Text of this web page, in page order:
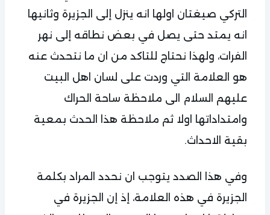
التركي صيغتان اولها انه ينزل إلى الجزيرة وثانيها
انه يمتد حتى يصل في بعض نطاقه إلى نهر
الفرات، ولهذا نحتاج للتاكد من ان ما نتحدث عنه
هو العلامة التي وردت على لسان اهل البيت
عليهم السلام الى ملاحظة ساحة الحراك
وامتداداتها اولا ثم ملاحظة هذا الحدث بمعية
بقية الاحداث.
وفي هذا الصدد يتوجب ان نحدد المراد بكلمة
الجزيرة في هذه العلامة، إذ إن الجزيرة في